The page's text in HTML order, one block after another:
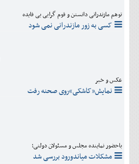
توهم مازندرانی دانستن و قوم گرایی بی فایده
کسی به زور مازندرانی نمی شود
عکس و خبر
نمایش«کاشکی»روی صحنه رفت
باحضور نماینده مجلس و مسئولان دولتی؛
مشکلات میاندورود بررسی شد